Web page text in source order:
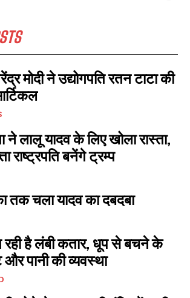
मोदी ने उद्योगपति रतन टाटा की
ने लालू यादव के लिए खोला रास्ता,
राष्ट्रपति बनेंगे ट्रम्प
तक चला यादव का दबदबा
है लंबी कतार, धूप से बचने के
पानी की व्यवस्था